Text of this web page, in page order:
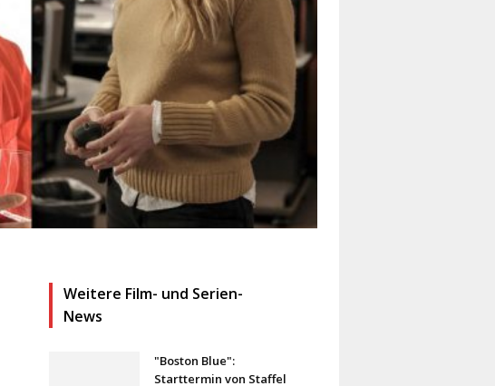
Weitere Film- und Serien-
News
"Boston Blue":
Starttermin von Staffel